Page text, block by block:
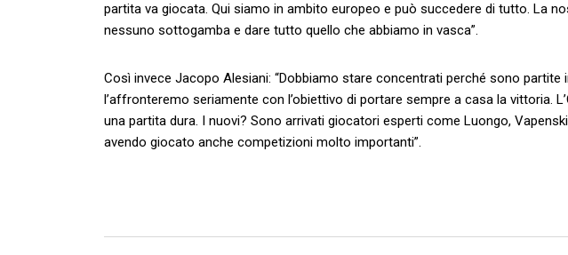
partita va giocata. Qui siamo in ambito europeo e può succedere di tutto. La
nessuno sottogamba e dare tutto quello che abbiamo in vasca”.
Così invece Jacopo Alesiani: “Dobbiamo stare concentrati perché sono
l’affronteremo seriamente con l’obiettivo di portare sempre a casa la vittoria.
una partita dura. I nuovi? Sono arrivati giocatori esperti come Luongo,
avendo giocato anche competizioni molto importanti”.